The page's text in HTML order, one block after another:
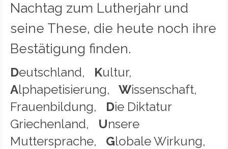
Nachtag zum Lutherjahr und
seine These, die heute noch ihre
Bestätigung finden.
Deutschland, Kultur,
Alphapetisierung, Wissenschaft,
Frauenbildung, Die Diktatur
Griechenland, Unsere
Muttersprache, Globale Wirkung,